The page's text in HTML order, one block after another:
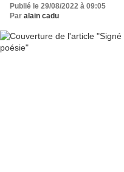
Publié le 29/08/2022 à 09:05
Par alain cadu